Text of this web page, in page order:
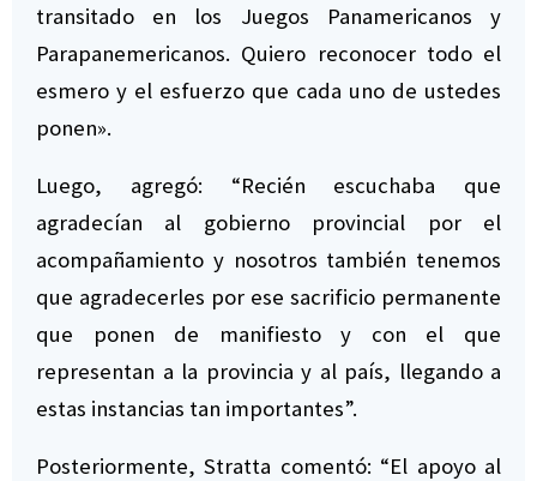
transitado en los Juegos Panamericanos y
Parapanemericanos. Quiero reconocer todo el
esmero y el esfuerzo que cada uno de ustedes
ponen».
Luego, agregó: “Recién escuchaba que
agradecían al gobierno provincial por el
acompañamiento y nosotros también tenemos
que agradecerles por ese sacrificio permanente
que ponen de manifiesto y con el que
representan a la provincia y al país, llegando a
estas instancias tan importantes”.
Posteriormente, Stratta comentó: “El apoyo al